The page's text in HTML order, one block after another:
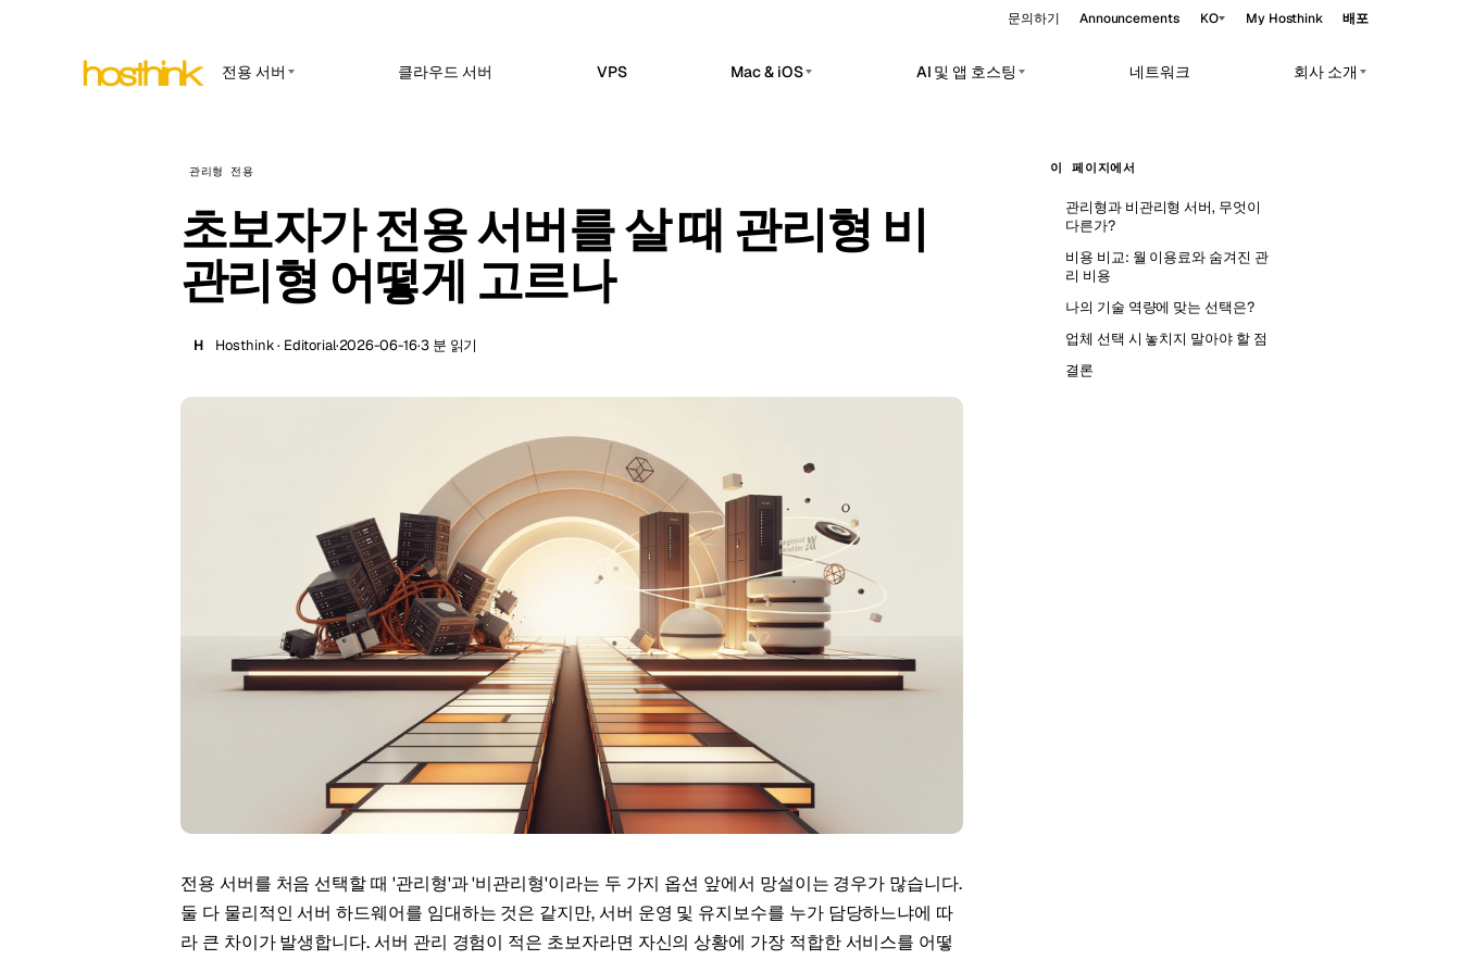
문의하기 Announcements KO My Hosthink 배포
전용 서버
아프리카 서버 (2)
남미 서버 (4)
북미 서버 (16)
Budapest
Bursa 터키 Chisinau Copenhagen 덴마크
Dublin Helsinki 핀란드
Istanbul 우크라이나
Lisbon Madrid 스페인
Prague 체코 Siauliai
Stockholm 스웨덴 Tallinn
Warsaw 폴란드 Zurich
클라우드 서버 VPS Mac & iOS AI 및 앱 호스팅
OpenClaw 호스티드
내부 앱과 서비스 운영을 위한 호스팅 제어 평
면입니다.
Uptime Kuma 호스티드
지입니다.
Ollama 전용 GPU 서버
로컬 전용 추론
네트워크 회사 소개
관리형 전용
초보자가 전용 서버를 살 때 관리형 비
관리형 어떻게 고르나
H Hosthink · Editorial·2026-06-16·3 분 읽기
전용 서버를 처음 선택할 때 '관리형'과 '비관리형'이라는 두 가지 옵션 앞에서 망설이는 경우가 많습니다.
둘 다 물리적인 서버 하드웨어를 임대하는 것은 같지만, 서버 운영 및 유지보수를 누가 담당하느냐에 따
라 큰 차이가 발생합니다. 서버 관리 경험이 적은 초보자라면 자신의 상황에 가장 적합한 서비스를 어떻
이 페이지에서
관리형과 비관리형 서버, 무엇이
다른가?
비용 비교: 월 이용료와 숨겨진 관
리 비용
나의 기술 역량에 맞는 선택은?
업체 선택 시 놓치지 말아야 할 점
결론